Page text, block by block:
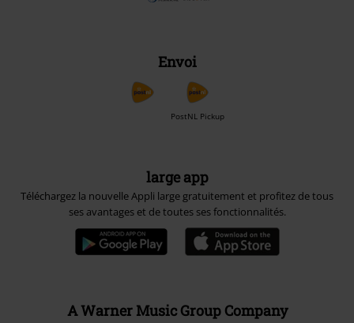
Envoi
PostNL Pickup
large app
Téléchargez la nouvelle Appli large gratuitement et profitez de tous
ses avantages et de toutes ses fonctionnalités.
A Warner Music Group Company